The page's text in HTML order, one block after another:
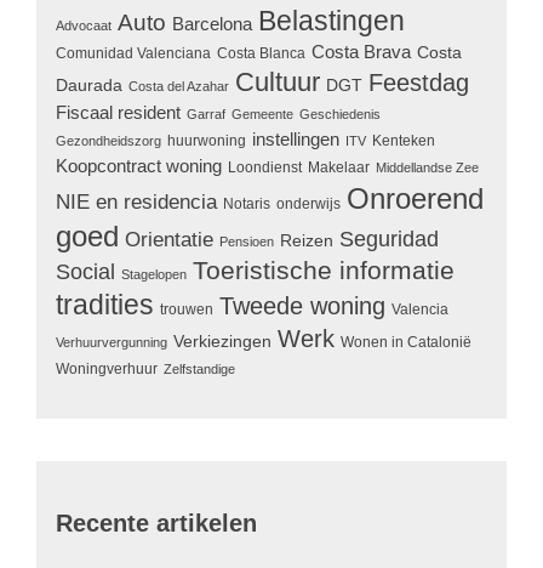
Advocaat Auto Barcelona Belastingen
Comunidad Valenciana Costa Blanca Costa Brava Costa
Daurada Costa del Azahar Cultuur DGT Feestdag
Fiscaal resident Garraf Gemeente Geschiedenis
Gezondheidszorg huurwoning instellingen ITV Kenteken
Koopcontract woning Loondienst Makelaar Middellandse Zee
NIE en residencia Notaris onderwijs Onroerend
goed Orientatie Pensioen Reizen Seguridad
Social Stagelopen Toeristische informatie
tradities trouwen Tweede woning Valencia
Verhuurvergunning Verkiezingen Werk Wonen in Catalonië
Woningverhuur Zelfstandige
Recente artikelen